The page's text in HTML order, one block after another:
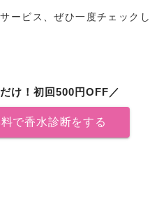
ービス、ぜひ一度チェックし
け！初回500円OFF／
で香水診断をする